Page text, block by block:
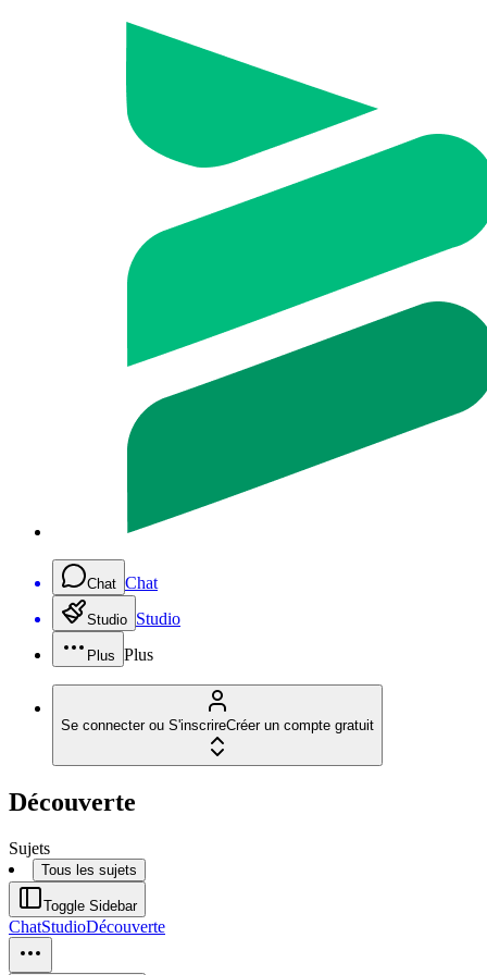
Chat Chat
Studio Studio
Plus Plus
Se connecter ou S'inscrireCréer un compte gratuit
Découverte
Sujets
Tous les sujets
Toggle Sidebar
ChatStudioDécouverte